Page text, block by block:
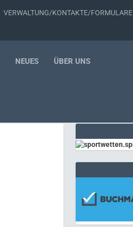
VERWALTUNG/KONTAKTE/FORMULARE
NEUES ÜBER UNS